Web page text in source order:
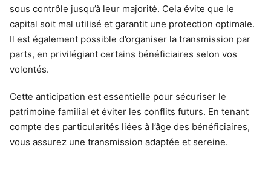
sous contrôle jusqu’à leur majorité. Cela évite que le
capital soit mal utilisé et garantit une protection optimale.
Il est également possible d’organiser la transmission par
parts, en privilégiant certains bénéficiaires selon vos
volontés.
Cette anticipation est essentielle pour sécuriser le
patrimoine familial et éviter les conflits futurs. En tenant
compte des particularités liées à l’âge des bénéficiaires,
vous assurez une transmission adaptée et sereine.